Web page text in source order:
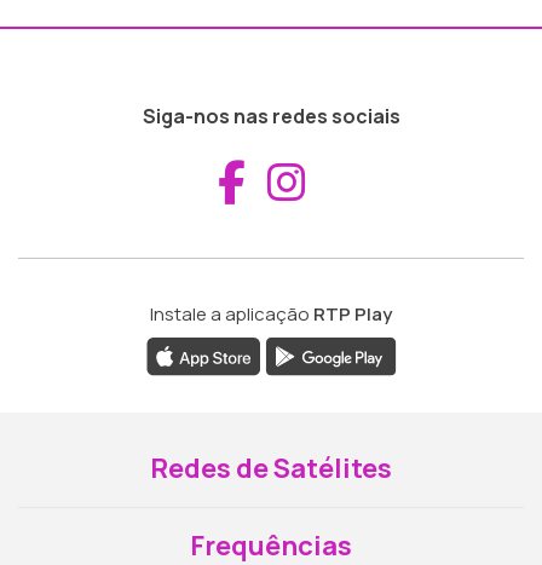
Siga-nos nas redes sociais
Aceder ao
Instale a aplicação RTP Play
Redes de Satélites
Frequências